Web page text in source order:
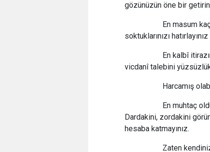
gözünüzün öne bir getirin
En masum kaçış
soktuklarınızı
En kalbî itirazını
vicdanî talebini yüzsüzlük
Harcamış
En muhtaç olduğu
Dardakini, zordakini
hesaba katmayınız.
Zaten kendinize